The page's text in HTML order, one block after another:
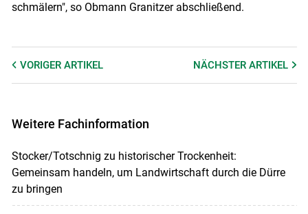
schmälern", so Obmann Granitzer abschließend.
VORIGER ARTIKEL NÄCHSTERARTIKEL
Weitere Fachinformation
Stocker/Totschnig zu historischer Trockenheit:
Gemeinsam handeln, um Landwirtschaft durch die Dürre
zu bringen